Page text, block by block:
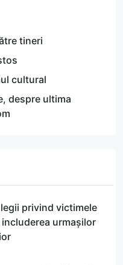
tineri
cultural
despre ultima
privind victimele
urmașilor